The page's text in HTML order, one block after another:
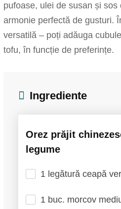
pufoase, ulei de susan și
armonie perfectă de gusturi.
versatilă – poți adăuga
tofu, în funcție de preferințe.
Ingrediente
Orez prăjit
legume
1 legătură ceapă
1 buc. morcov